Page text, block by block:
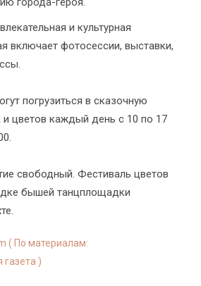
и культурная
включает фотосессии, выставки,
погрузиться в сказочную
и цветов каждый день с 10 по 17
свободный. Фестиваль цветов
бышей танцплощадки
( По материалам:
газета )